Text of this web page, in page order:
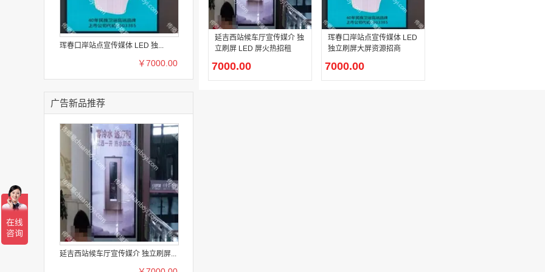
珲春口岸站点宣传媒体 LED 独...
￥7000.00
广告新品推荐
延吉西站候车厅宣传媒介 独立刷屏...
延吉西站候车厅宣传媒介 独
立刷屏 LED 屏火热招租
7000.00
珲春口岸站点宣传媒体 LED
独立刷屏大屏资源招商
7000.00